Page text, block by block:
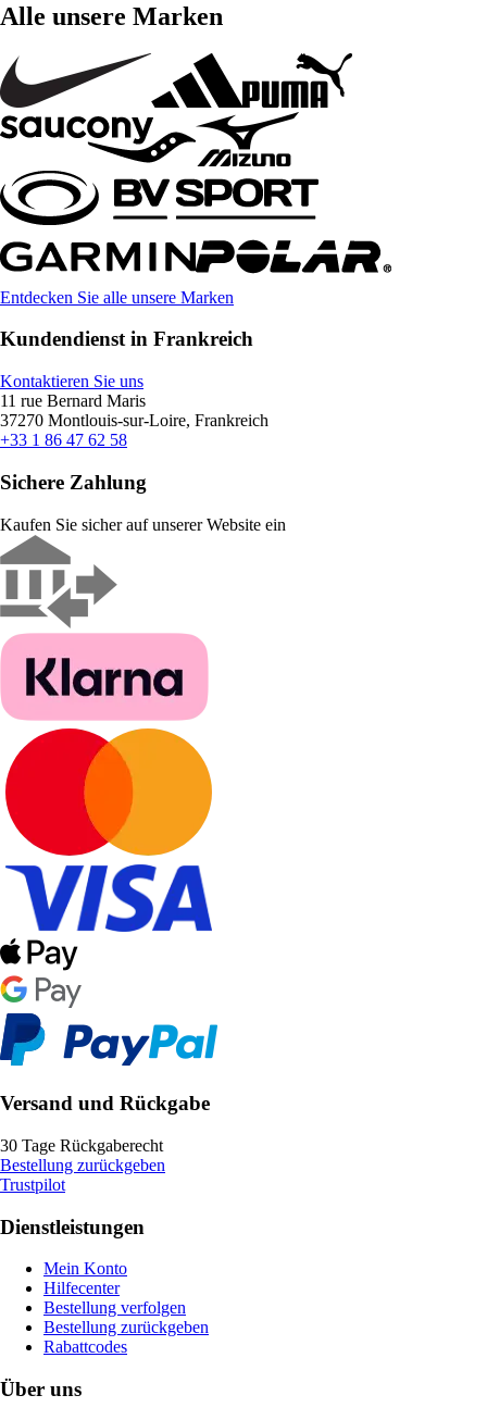
Alle unsere Marken
Entdecken Sie alle unsere Marken
Kundendienst in Frankreich
Kontaktieren Sie uns
11 rue Bernard Maris
37270 Montlouis-sur-Loire, Frankreich
+33 1 86 47 62 58
Sichere Zahlung
Kaufen Sie sicher auf unserer Website ein
Versand und Rückgabe
30 Tage Rückgaberecht
Bestellung zurückgeben
Trustpilot
Dienstleistungen
Mein Konto
Hilfecenter
Bestellung verfolgen
Bestellung zurückgeben
Rabattcodes
Über uns